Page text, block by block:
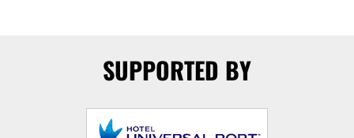
SUPPORTED BY